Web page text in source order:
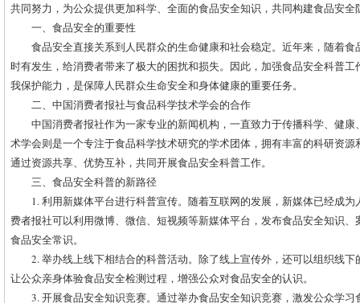
共同努力，为公众提供更加科学、全面的食品安全知识，共同构建食品安全
一、食品安全的重要性
食品安全直接关系到人民群众的生命健康和社会稳定。近年来，随着
时有发生，给消费者带来了极大的困扰和损失。因此，加强食品安全科普
我保护能力，是保障人民群众生命安全和身体健康的重要任务。
二、中国消费者报社与食品科学技术学会的合作
中国消费者报社作为一家专业的新闻机构，一直致力于传播科学、健
术学会则是一个专注于食品科学技术研究的学术团体，拥有丰富的科研资
通过资源共享、优势互补，共同开展食品安全科普工作。
三、食品安全科普的新路径
1. 利用新媒体平台进行科普宣传。随着互联网的发展，新媒体已经成
费者报社可以利用微博、微信、短视频等新媒体平台，发布食品安全知识
食品安全常识。
2. 举办线上线下相结合的科普活动。除了线上宣传外，还可以组织线
让公众亲身体验食品安全检测过程，增强公众对食品安全的认识。
3. 开展食品安全知识竞赛。通过举办食品安全知识竞赛，激发公众学